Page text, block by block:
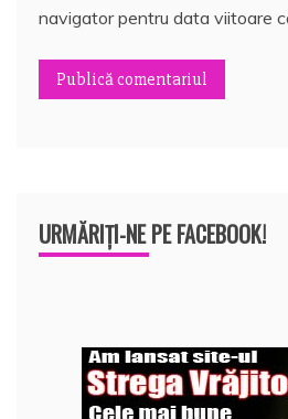
navigator pentru data viitoare
URMĂRIȚI-NE PE FACEBOOK!